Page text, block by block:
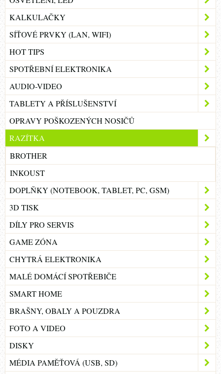
KALKULAČKY
SÍŤOVÉ PRVKY (LAN, WIFI)
HOT TIPS
SPOTŘEBNÍ ELEKTRONIKA
AUDIO-VIDEO
TABLETY A PŘÍSLUŠENSTVÍ
OPRAVY POŠKOZENÝCH NOSIČŮ
RAZÍTKA
BROTHER
INKOUST
DOPLŇKY (NOTEBOOK, TABLET, PC, GSM)
3D TISK
DÍLY PRO SERVIS
GAME ZÓNA
CHYTRÁ ELEKTRONIKA
MALÉ DOMÁCÍ SPOTŘEBIČE
SMART HOME
BRAŠNY, OBALY A POUZDRA
FOTO A VIDEO
DISKY
MÉDIA PAMĚŤOVÁ (USB, SD)